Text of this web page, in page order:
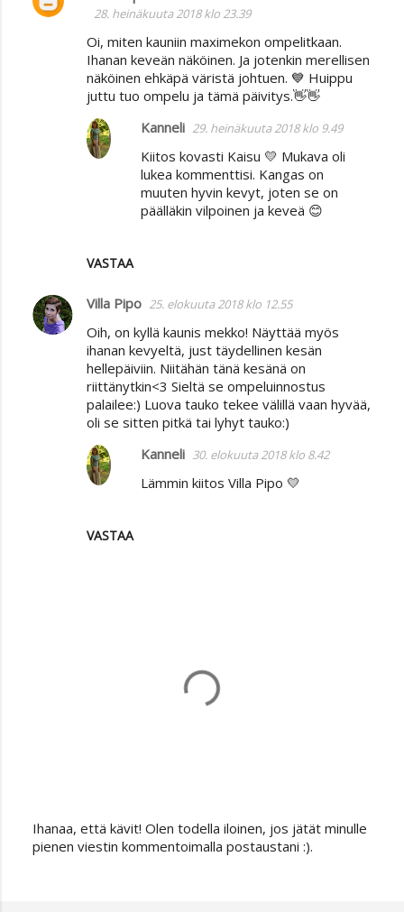
28. heinäkuuta 2018 klo 23.39
Oi, miten kauniin maximekon ompelitkaan.
Ihanan keveän näköinen. Ja jotenkin merellisen
näköinen ehkäpä väristä johtuen. 💙 Huippu
juttu tuo ompelu ja tämä päivitys.👋👋
VASTAA
Kanneli 29. heinäkuuta 2018 klo 9.49
Kiitos kovasti Kaisu 💛 Mukava oli
lukea kommenttisi. Kangas on
muuten hyvin kevyt, joten se on
päälläkin vilpoinen ja keveä 😊
Villa Pipo 25. elokuuta 2018 klo 12.55
Oih, on kyllä kaunis mekko! Näyttää myös
ihanan kevyeltä, just täydellinen kesän
hellepäiviin. Niitähän tänä kesänä on
riittänytkin<3 Sieltä se ompeluinnostus
palailee:) Luova tauko tekee välillä vaan hyvää,
oli se sitten pitkä tai lyhyt tauko:)
VASTAA
Kanneli 30. elokuuta 2018 klo 8.42
Lämmin kiitos Villa Pipo 💛
L
Ihanaa, että kävit! Olen todella iloinen, jos jätät minulle
pienen viestin kommentoimalla postaustani :).